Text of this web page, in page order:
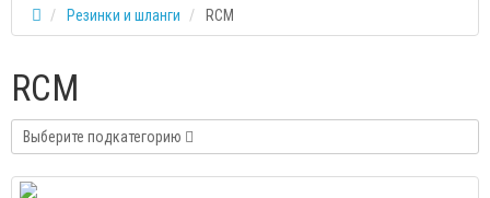
Резинки и шланги RCM
RCM
Выберите подкатегорию